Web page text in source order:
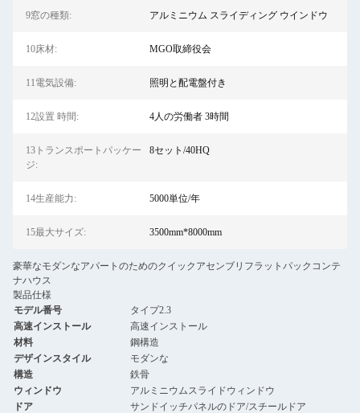
9窓の種類: アルミニウム スライディング ウインドウ
10床材: MGO取締役会
11電気設備: 照明と配電盤付き
12設置 時間: 4人の労働者 3時間
13トランスポートパッケー
ジ:
8セット/40HQ
14生産能力: 5000単位/年
15最大サイズ: 3500mm*8000mm
豪華なモダンなアパートのためのクイックアセンブリフラットパックコンテ
ナハウス
製品仕様
モデル番号
タイプ2.3
高速インストール
高速インストール
材料
鋼構造
デザインスタイル
モダンな
構造
鉄骨
ウィンドウ
アルミニウムスライドウィンドウ
ドア
サンドイッチパネルのドア/スチールドア